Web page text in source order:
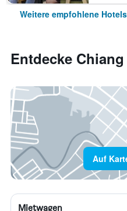
Weitere empfohlene
Entdecke Chiang
Auf
Mietwagen